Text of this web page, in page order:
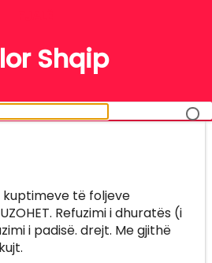
Shqip
kuptimeve të foljeve
Refuzimi i dhuratës (i
i padisë. drejt. Me gjithë